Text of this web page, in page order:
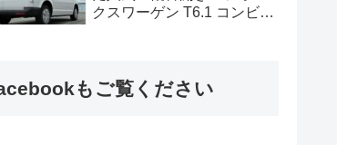
クスワーゲン T6.1 コンビ横
もご覧ください